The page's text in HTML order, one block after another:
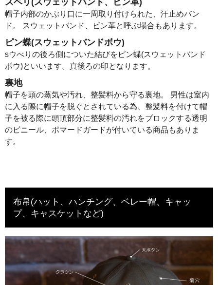
帽子内部のかぶり口に一周取り付けられた、汗止めバン
ド。 スウェットバンド、ビン革と呼ぶ場合もあります。
ピン蝶(スウェットバンドボウ)
sウべりの後ろ側についた結びをピン蝶(スウェットバンド
ボウ)といいます。真後ろの印となります。
裏地
帽子を頭の蒸気や汚れ、整髪料から守る裏地。 男性は室内
に入る際に帽子を脱ぐとされている為、整髪料を付けて帽
子を被る際に頭頂部分に整髪料の汚れをブロックする透明
のビニール、ポマードガードが付いている商品もありま
す。
布帛(ハット、ハンチング、ベレー帽、キャッ
プ、キャスケットなど)